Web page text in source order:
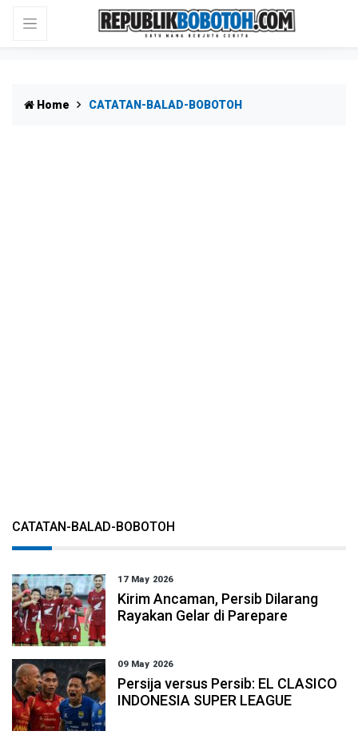
Home CATATAN-BALAD-BOBOTOH
CATATAN-BALAD-BOBOTOH
17 May 2026
Kirim Ancaman, Persib Dilarang
Rayakan Gelar di Parepare
09 May 2026
Persija versus Persib: EL CLASICO
INDONESIA SUPER LEAGUE